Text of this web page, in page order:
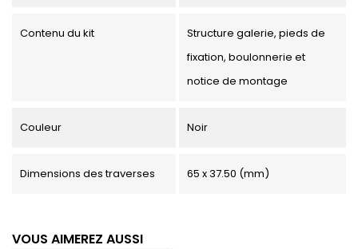
Contenu du kit
Structure galerie, pieds de
fixation, boulonnerie et
notice de montage
Couleur Noir
Dimensions des traverses 65 x 37.50 (mm)
VOUS AIMEREZ AUSSI